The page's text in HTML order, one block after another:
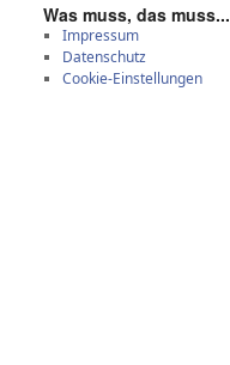
Was muss, das muss...
Impressum
Datenschutz
Cookie-Einstellungen